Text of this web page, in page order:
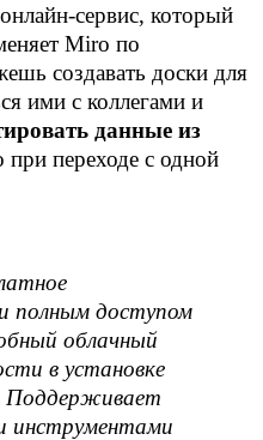
онлайн-сервис, который
Miro по
создавать доски для
ими с коллегами и
данные из
переходе с одной
полным доступом
облачный
в установке
Поддерживает
инструментами